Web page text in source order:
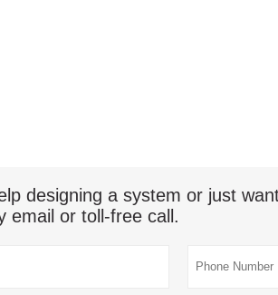
designing a system or just
email or toll-free call.